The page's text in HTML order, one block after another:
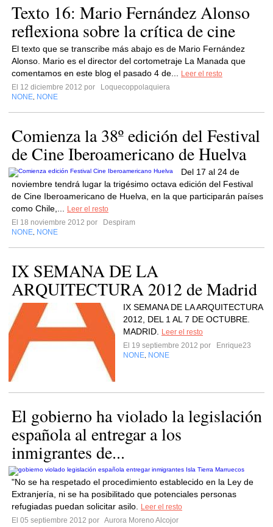
Texto 16: Mario Fernández Alonso
reflexiona sobre la crítica de cine
El texto que se transcribe más abajo es de Mario Fernández
Alonso. Mario es el director del cortometraje La Manada que
comentamos en este blog el pasado 4 de...
Leer el resto
El 12 diciembre 2012 por
Loquecoppolaquiera
NONE NONE
Comienza la 38º edición del Festival
de Cine Iberoamericano de Huelva
Del 17 al 24 de
noviembre tendrá lugar la trigésimo octava edición del Festival
de Cine Iberoamericano de Huelva, en la que participarán países
como Chile,...
Leer el resto
El 18 noviembre 2012 por
Despiram
NONE NONE
IX SEMANA DE LA
ARQUITECTURA 2012 de Madrid
IX SEMANA DE LA ARQUITECTURA
2012, DEL 1 AL 7 DE OCTUBRE.
MADRID.
Leer el resto
El 19 septiembre 2012 por
Enrique23
NONE NONE
El gobierno ha violado la legislación
española al entregar a los
inmigrantes de...
"No se ha respetado el procedimiento establecido en la Ley de
Extranjería, ni se ha posibilitado que potenciales personas
refugiadas puedan solicitar asilo.
Leer el resto
El 05 septiembre 2012 por Aurora Moreno Alcojor